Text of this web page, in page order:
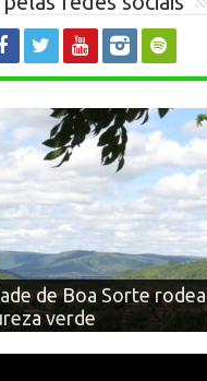
de Boa Sorte
verde
personagens que
a história de Claro dos
Jesus: 2009 e 2017
a Serra de Água Boa
Ribeirão Traíras